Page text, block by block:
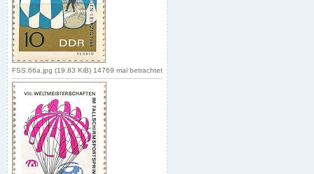
FSS.66a.jpg (19.83 KiB) 14769 mal betrachtet